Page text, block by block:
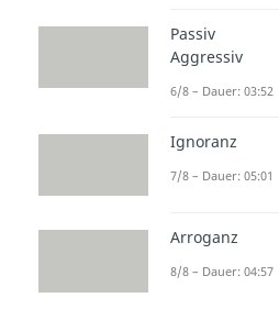
ist es nicht
gute
Mit ihrer
ausgeprägten
sie andere, mit
ziehen.
Mitmenschen
Beziehung auf
Passiv
Aggressiv
6/8 – Dauer: 03:52
Ignoranz
7/8 – Dauer: 05:01
Arroganz
8/8 – Dauer: 04:57